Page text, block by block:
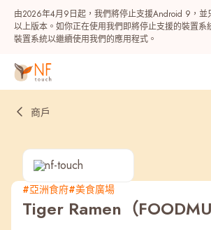
由2026年4月9日起，我們將停止支援Android 9，並
以上版本。如你正在使用我們即將停止支援的裝置系
裝置系統以繼續使用我們的應用程式。
熱門
商戶
#亞洲食府#美食廣場
Tiger Ramen（